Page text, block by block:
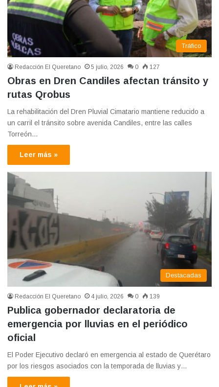
Tráfico
Redacción El Queretano 5 julio, 2026 0 127
Obras en Dren Candiles afectan tránsito y
rutas Qrobus
La rehabilitación del Dren Pluvial Cimatario mantiene reducido a
un carril el tránsito sobre avenida Candiles, entre las calles
Torreón…
Leer más »
Destacadas
Redacción El Queretano 4 julio, 2026 0 139
Publica gobernador declaratoria de
emergencia por lluvias en el periódico
oficial
El Poder Ejecutivo declaró en emergencia al estado de Querétaro
por los riesgos asociados con la temporada de lluvias y…